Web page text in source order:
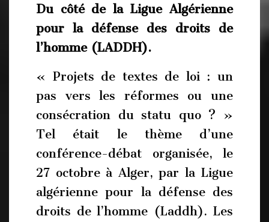
Du côté de la Ligue Algérienne
pour la défense des droits de
l’homme (LADDH).
« Projets de textes de loi : un
pas vers les réformes ou une
consécration du statu quo ? »
Tel était le thème d’une
conférence-débat organisée, le
27 octobre à Alger, par la Ligue
algérienne pour la défense des
droits de l’homme (Laddh). Les